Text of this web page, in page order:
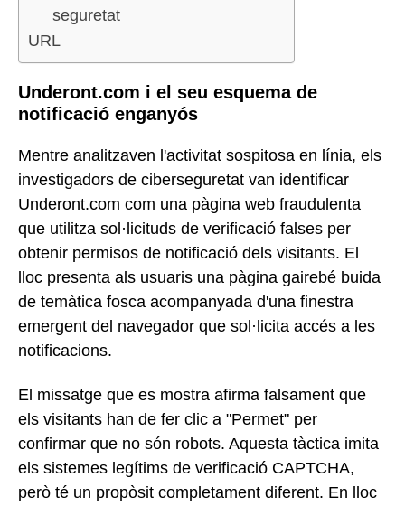
seguretat
URL
Underont.com i el seu esquema de
notificació enganyós
Mentre analitzaven l'activitat sospitosa en línia, els
investigadors de ciberseguretat van identificar
Underont.com com una pàgina web fraudulenta
que utilitza sol·licituds de verificació falses per
obtenir permisos de notificació dels visitants. El
lloc presenta als usuaris una pàgina gairebé buida
de temàtica fosca acompanyada d'una finestra
emergent del navegador que sol·licita accés a les
notificacions.
El missatge que es mostra afirma falsament que
els visitants han de fer clic a "Permet" per
confirmar que no són robots. Aquesta tàctica imita
els sistemes legítims de verificació CAPTCHA,
però té un propòsit completament diferent. En lloc